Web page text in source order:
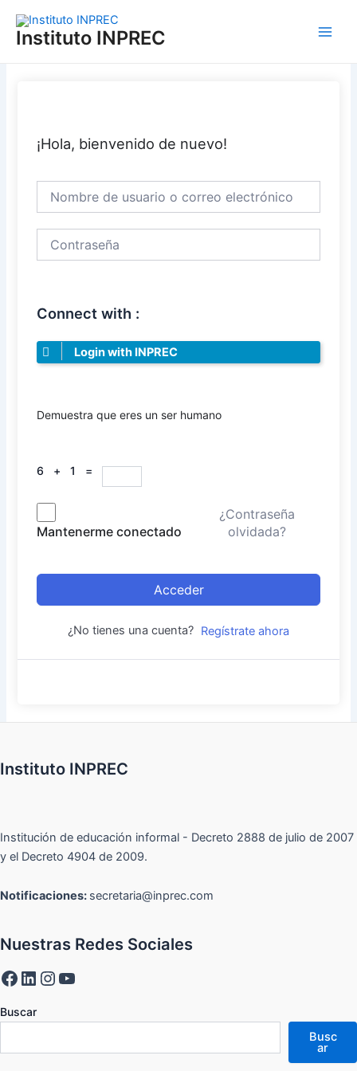
contenido
Instituto INPREC
¡Hola, bienvenido de nuevo!
Connect with :
Login with INPREC
Demuestra que eres un ser humano
6 + 1 =
Mantenerme conectado
¿Contraseña
olvidada?
Acceder
¿No tienes una cuenta? Regístrate ahora
Instituto INPREC
Institución de educación informal - Decreto 2888 de julio de 2007
y el Decreto 4904 de 2009.
Notificaciones: secretaria@inprec.com
Nuestras Redes Sociales
Buscar
Busc
ar